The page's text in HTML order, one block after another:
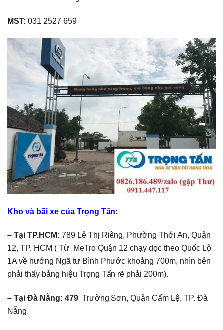
MST: 031 2527 659
Kho và bãi xe của Trọng Tấn:
– Tại TP.HCM: 789 Lê Thị Riêng, Phường Thới An, Quận
12, TP. HCM ( Từ MeTro Quận 12 chạy dọc theo Quốc Lộ
1A về hướng Ngã tư Bình Phước khoảng 700m, nhìn bên
phải thấy bảng hiệu Trọng Tấn rẽ phải 200m).
– Tại Đà Nẵng: 479 Trường Sơn, Quận Cẩm Lệ, TP. Đà
Nẵng.